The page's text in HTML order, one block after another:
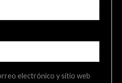
electrónico y sitio web